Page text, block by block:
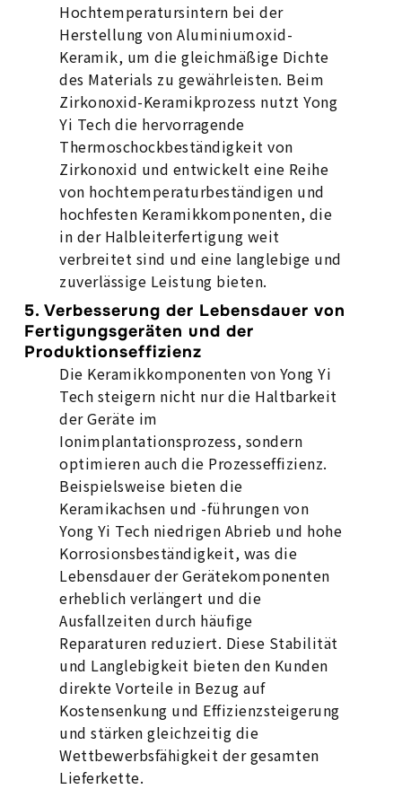
Hochtemperatursintern bei der
Herstellung von Aluminiumoxid-
Keramik, um die gleichmäßige Dichte
des Materials zu gewährleisten. Beim
Zirkonoxid-Keramikprozess nutzt Yong
Yi Tech die hervorragende
Thermoschockbeständigkeit von
Zirkonoxid und entwickelt eine Reihe
von hochtemperaturbeständigen und
hochfesten Keramikkomponenten, die
in der Halbleiterfertigung weit
verbreitet sind und eine langlebige und
zuverlässige Leistung bieten.
5. Verbesserung der Lebensdauer von
Fertigungsgeräten und der
Produktionseffizienz
Die Keramikkomponenten von Yong Yi
Tech steigern nicht nur die Haltbarkeit
der Geräte im
Ionimplantationsprozess, sondern
optimieren auch die Prozesseffizienz.
Beispielsweise bieten die
Keramikachsen und -führungen von
Yong Yi Tech niedrigen Abrieb und hohe
Korrosionsbeständigkeit, was die
Lebensdauer der Gerätekomponenten
erheblich verlängert und die
Ausfallzeiten durch häufige
Reparaturen reduziert. Diese Stabilität
und Langlebigkeit bieten den Kunden
direkte Vorteile in Bezug auf
Kostensenkung und Effizienzsteigerung
und stärken gleichzeitig die
Wettbewerbsfähigkeit der gesamten
Lieferkette.